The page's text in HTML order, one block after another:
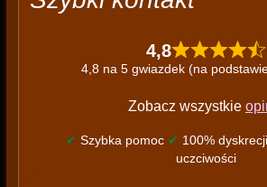
4,8
4,8 na 5 gwiazdek (na
Zobacz wszystkie
✔ Szybka pomoc ✔ 100% dyskrecji
uczciwości